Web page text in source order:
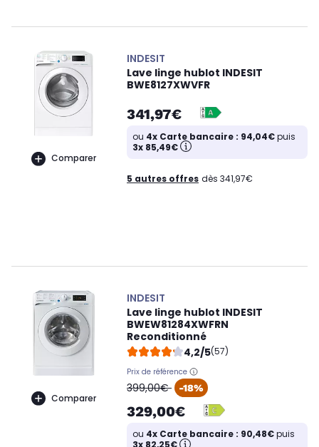
Comparer
INDESIT
Lave linge hublot INDESIT
BWE8127XWVFR
341,97€
ou 4x Carte bancaire : 94,04€puis
3x 85,49€
5 autres offres dès 341,97€
Comparer
INDESIT
Lave linge hublot INDESIT
BWEW81284XWFRN
Reconditionné
4,2/5(57)
Prix de référence
oldPrice
399,00€ -18%
329,00€
ou 4x Carte bancaire : 90,48€puis